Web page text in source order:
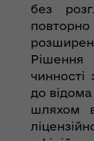
без
Рішення
до відома
шляхом